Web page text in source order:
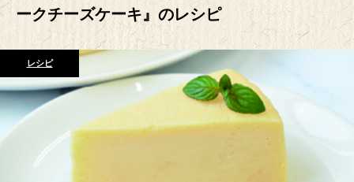
ークチーズケーキ』のレシピ
レシピ